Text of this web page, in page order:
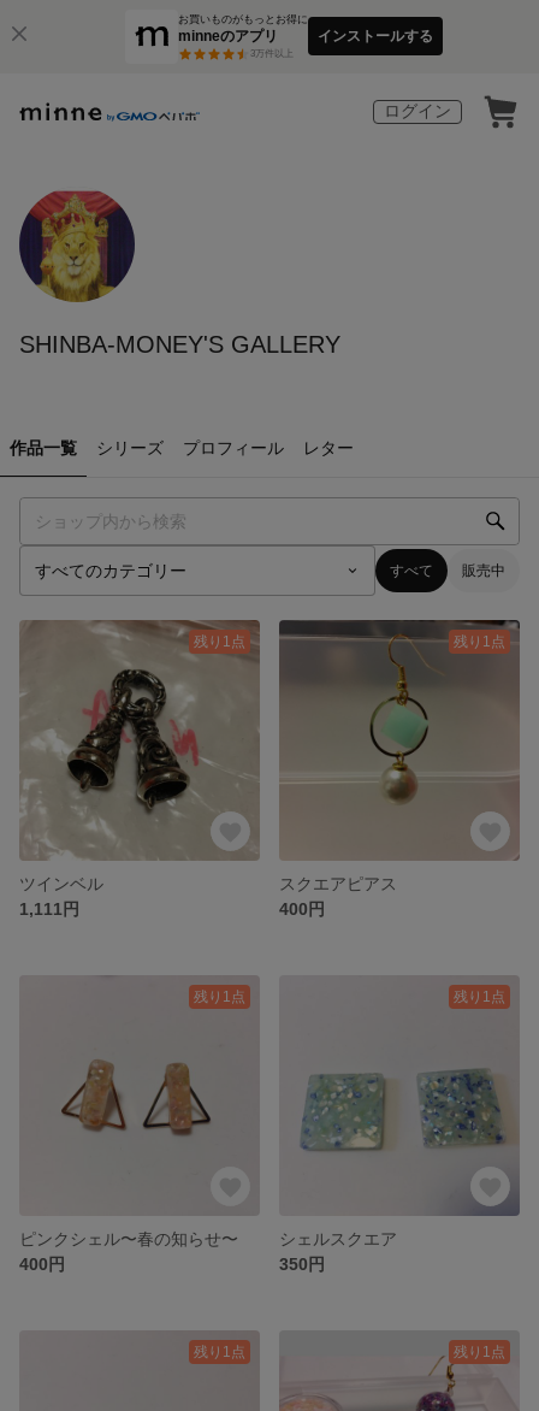
お買いものがもっとお得に
minneのアプリ
3万件以上
インストールする
ログイン
SHINBA-MONEY'S GALLERY
作品一覧 シリーズ プロフィール レター
すべて 販売中
残り1点
ツインベル
1,111円
残り1点
スクエアピアス
400円
残り1点
ピンクシェル〜春の知らせ〜
400円
残り1点
シェルスクエア
350円
残り1点 残り1点